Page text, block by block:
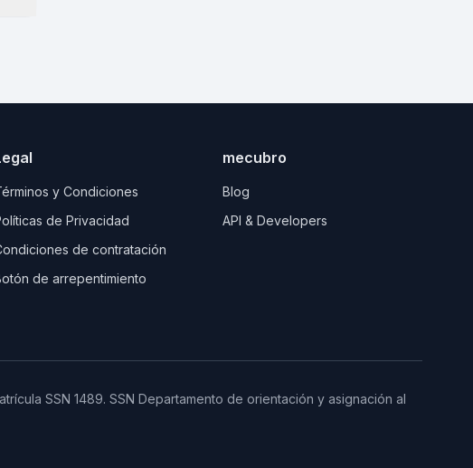
y Condiciones
de Privacidad
de contratación
de arrepentimiento
mecubro
Blog
API & Developers
SSN 1489. SSN Departamento de orientación y asignación al